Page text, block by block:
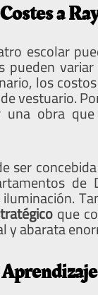
a
escolar
los
vestuario.
obra
ser
de
que
y abarata